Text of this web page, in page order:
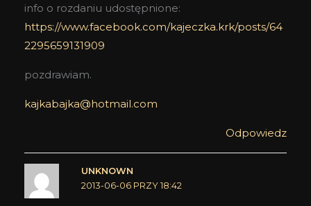
info o rozdaniu udostępnione:
https://www.facebook.com/kajeczka.krk/posts/64
2295659131909
pozdrawiam.
kajkabajka@hotmail.com
Odpowiedz
UNKNOWN
2013-06-06 PRZY 18:42